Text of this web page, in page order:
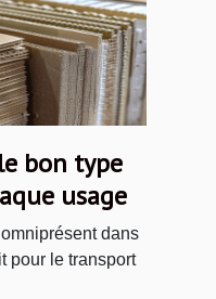
bon type
usage
dans
pour le transport